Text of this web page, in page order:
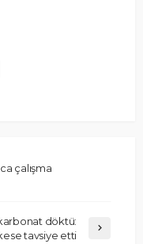
çalışma
döktü:
tavsiye etti